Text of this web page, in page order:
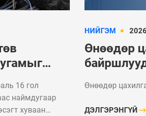
16 гол
наймдугаар
хуваан
НИЙГЭМ
Өнөөдөр
Өнөөдөр
ДЭЛГЭРЭНГҮЙ